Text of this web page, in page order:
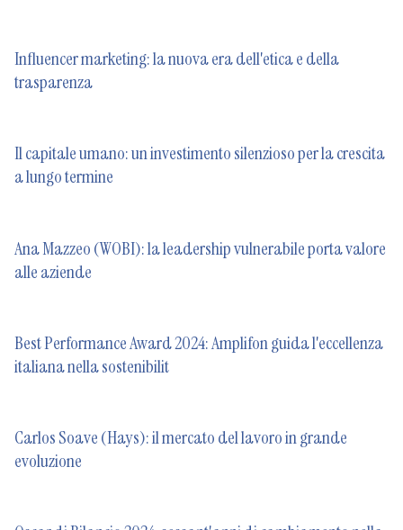
Influencer marketing: la nuova era dell'etica e della
trasparenza
Il capitale umano: un investimento silenzioso per la crescita
a lungo termine
Ana Mazzeo (WOBI): la leadership vulnerabile porta valore
alle aziende
Best Performance Award 2024: Amplifon guida l'eccellenza
italiana nella sostenibilit
Carlos Soave (Hays): il mercato del lavoro in grande
evoluzione